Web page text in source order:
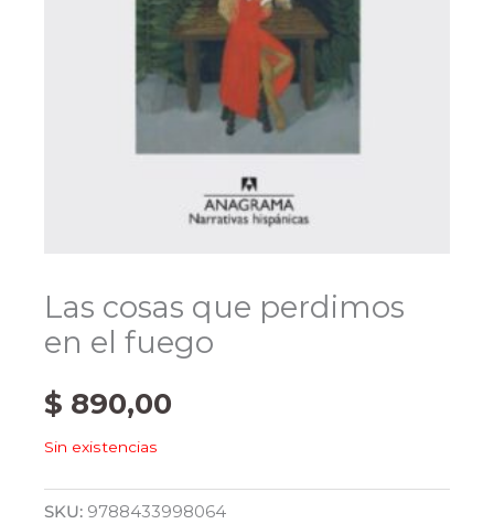
Las cosas que perdimos
en el fuego
$ 890,00
Sin existencias
SKU: 9788433998064